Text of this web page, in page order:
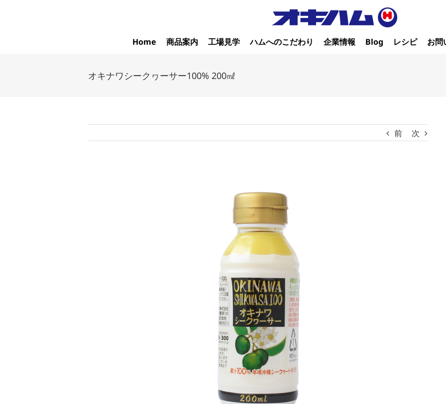
Home 商品案内 工場見学 ハムへのこだわり 企業情報 Blog レシピ お問
オキナワシークヮーサー100% 200㎖
前 次